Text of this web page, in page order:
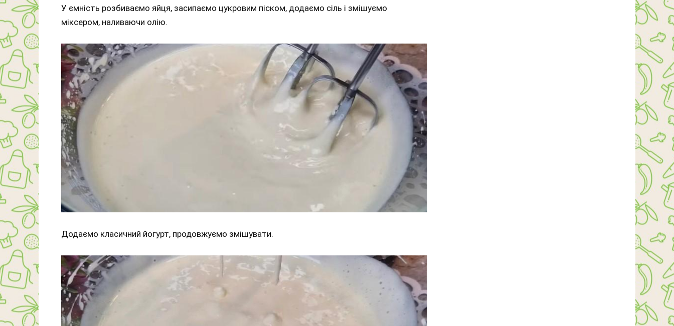
У ємність розбиваємо яйця, засипаємо цукровим піском, додаємо сіль і змішуємо
міксером, наливаючи олію.
Додаємо класичний йогурт, продовжуємо змішувати.